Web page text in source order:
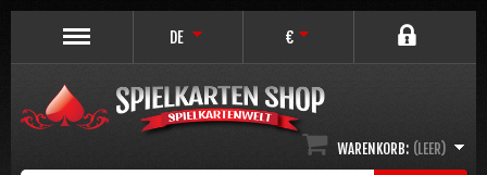
DE €
WARENKORB: (LEER)